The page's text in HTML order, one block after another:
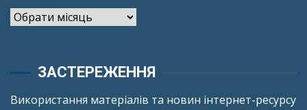
Архіви
ЗАСТЕРЕЖЕННЯ
Використання матеріалів та новин інтернет-ресурсу